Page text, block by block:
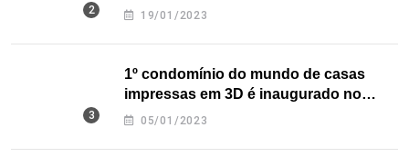
nos EUA
19/01/2023
1º condomínio do mundo de casas
impressas em 3D é inaugurado no
Texas
05/01/2023